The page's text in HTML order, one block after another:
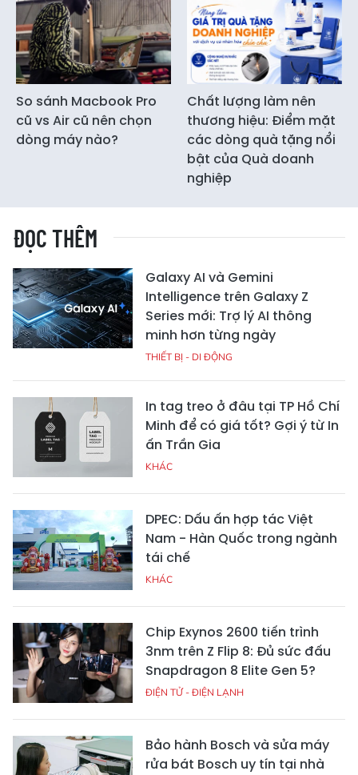
So sánh Macbook Pro
cũ vs Air cũ nên chọn
dòng máy nào?
Chất lượng làm nên
thương hiệu: Điểm mặt
các dòng quà tặng nổi
bật của Quà doanh
nghiệp
ĐỌC THÊM
Galaxy AI và Gemini
Intelligence trên Galaxy Z
Series mới: Trợ lý AI thông
minh hơn từng ngày
THIẾT BỊ - DI ĐỘNG
In tag treo ở đâu tại TP Hồ Chí
Minh để có giá tốt? Gợi ý từ In
ấn Trần Gia
KHÁC
DPEC: Dấu ấn hợp tác Việt
Nam - Hàn Quốc trong ngành
tái chế
KHÁC
Chip Exynos 2600 tiến trình
3nm trên Z Flip 8: Đủ sức đấu
Snapdragon 8 Elite Gen 5?
ĐIỆN TỬ - ĐIỆN LẠNH
Bảo hành Bosch và sửa máy
rửa bát Bosch uy tín tại nhà